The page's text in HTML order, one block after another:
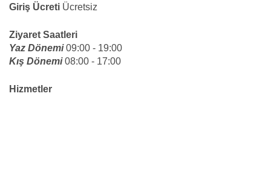
Giriş Ücreti Ücretsiz
Ziyaret Saatleri
Yaz Dönemi09:00 - 19:00
Kış Dönemi08:00 - 17:00
Hizmetler